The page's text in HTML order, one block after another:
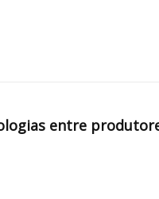
entre